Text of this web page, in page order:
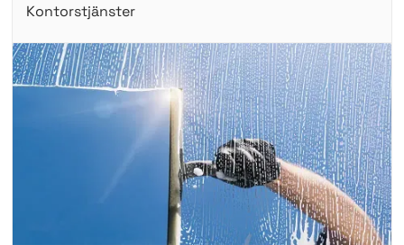
Kontorstjänster